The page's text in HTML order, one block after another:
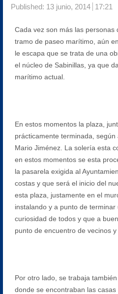
Published: 13 junio, 2014 17:21
Cada vez son más las personas
tramo de paseo marítimo, aún
le escapa que se trata de una
el núcleo de Sabinillas, ya que
marítimo actual.
En estos momentos la plaza,
prácticamente terminada, según
Mario Jiménez. La solería esta
en estos momentos se esta
la pasarela exigida al
costas y que será el inicio del
esta plaza, justamente en el
instalando y a punto de
curiosidad de todos y que a
punto de encuentro de vecinos y
Por otro lado, se trabaja
donde se encontraban las